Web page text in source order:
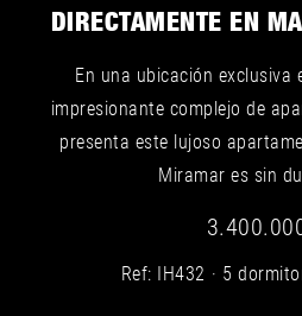
DIRECTAMENTE EN
En una ubicación exclusiva
impresionante complejo de
presenta este lujoso
Miramar es sin
Ref: IH432 5